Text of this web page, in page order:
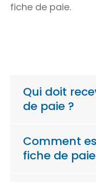
fiche de paie.
Qui doit
de paie ?
Comment
fiche de